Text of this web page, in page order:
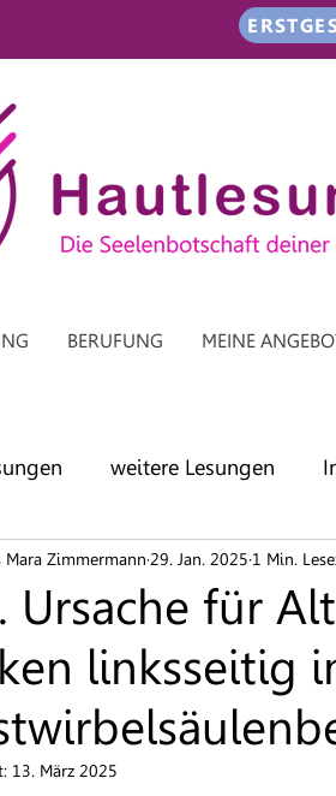
BERUFUNG MEINE
weitere Lesungen
Brennen / Juckreiz
Neurodermitis
Ursache für
linksseitig
Mara Zimmermann 29. Jan. 2025 1 Min.
13. März 2025